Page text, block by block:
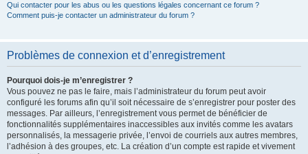
Qui contacter pour les abus ou les questions légales concernant ce forum ?
Comment puis-je contacter un administrateur du forum ?
Problèmes de connexion et d’enregistrement
Pourquoi dois-je m’enregistrer ?
Vous pouvez ne pas le faire, mais l’administrateur du forum peut avoir
configuré les forums afin qu’il soit nécessaire de s’enregistrer pour poster des
messages. Par ailleurs, l’enregistrement vous permet de bénéficier de
fonctionnalités supplémentaires inaccessibles aux invités comme les avatars
personnalisés, la messagerie privée, l’envoi de courriels aux autres membres,
l’adhésion à des groupes, etc. La création d’un compte est rapide et vivement